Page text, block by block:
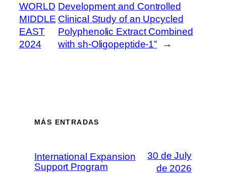
WORLD
MIDDLE
EAST
2024
Development and Controlled
Clinical Study of an Upcycled
Polyphenolic Extract Combined
with sh-Oligopeptide-1”
→
MÁS ENTRADAS
International Expansion
Support Program
30 de July
de 2026